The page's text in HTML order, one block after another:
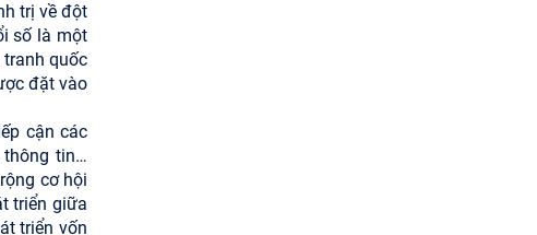
trị về đột
số là một
quốc
đặt vào
cận các
thông tin…
cơ hội
triển giữa
triển vốn